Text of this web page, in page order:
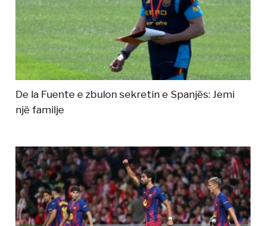
De la Fuente e zbulon sekretin e Spanjës: Jemi
një familje